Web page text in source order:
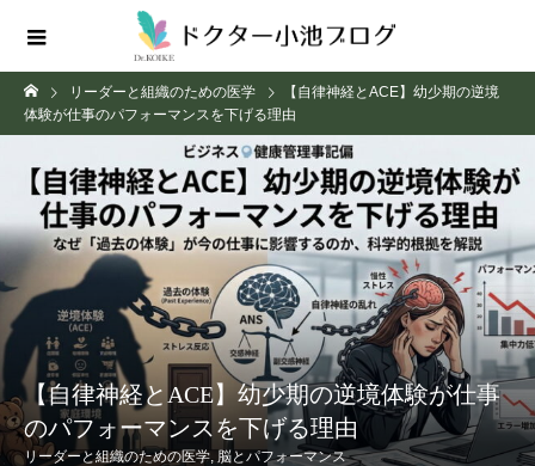
リーダーと組織のための医学
【自律神経とACE】幼少期の逆境
体験が仕事のパフォーマンスを下げる理由
【自律神経とACE】幼少期の逆境体験が仕事
のパフォーマンスを下げる理由
リーダーと組織のための医学, 脳とパフォーマンス